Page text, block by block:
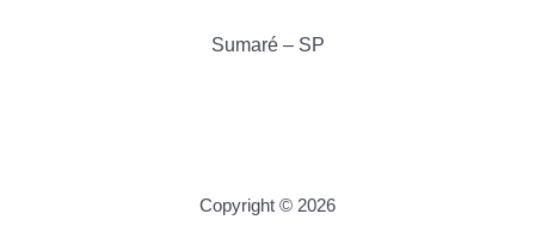
Sumaré – SP
Copyright © 2026